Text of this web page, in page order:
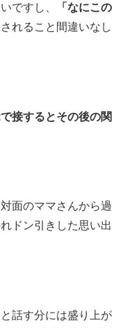
ですし、
「なにこの
れること間違いなし
接するとその後の関
面のママさんから過
ドン引きした思い出
話す分には盛り上が